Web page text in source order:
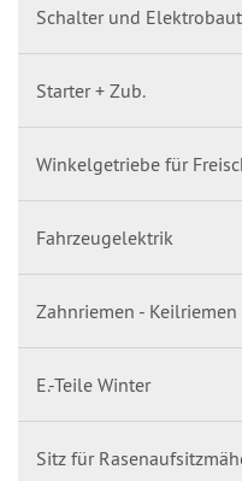
Schalter und
Starter + Zub.
Winkelgetriebe für
Fahrzeugelektrik
Zahnriemen - Keilriemen
E.-Teile Winter
Sitz für